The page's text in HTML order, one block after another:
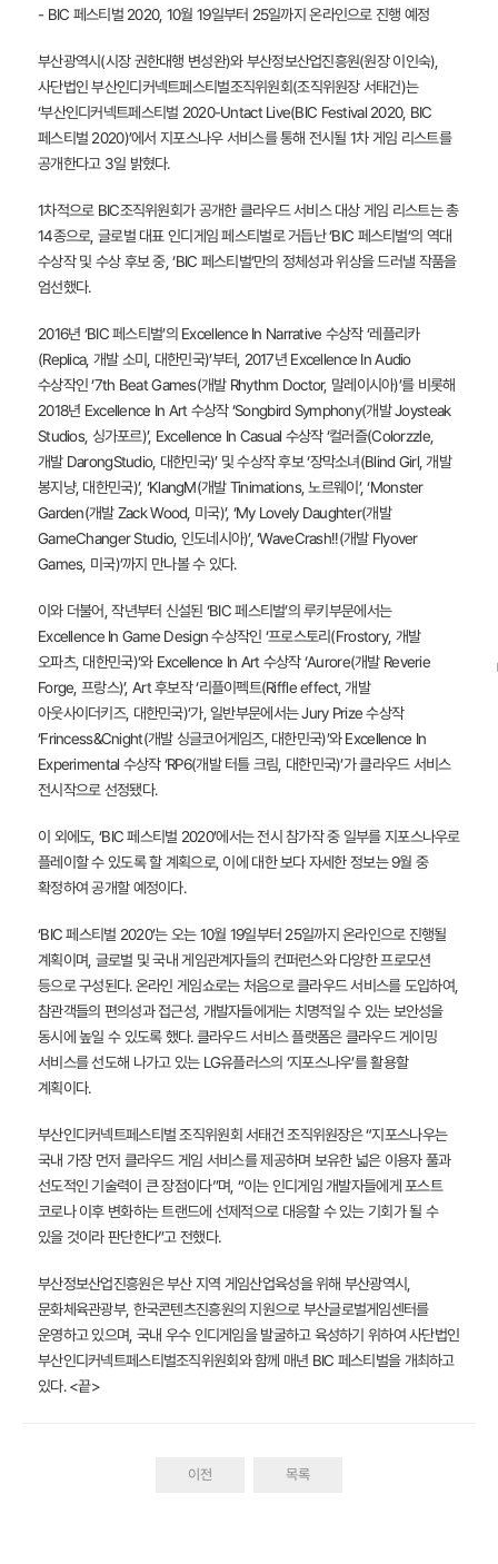
- BIC 페스티벌 2020, 10월 19일부터 25일까지 온라인으로 진행 예정
부산광역시(시장 권한대행 변성완)와 부산정보산업진흥원(원장 이인숙),
사단법인 부산인디커넥트페스티벌조직위원회(조직위원장 서태건)는
‘부산인디커넥트페스티벌 2020-Untact Live(BIC Festival 2020, BIC
페스티벌 2020)’에서 지포스나우 서비스를 통해 전시될 1차 게임 리스트를
공개한다고 3일 밝혔다.
1차적으로 BIC조직위원회가 공개한 클라우드 서비스 대상 게임 리스트는 총
14종으로, 글로벌 대표 인디게임 페스티벌로 거듭난 ‘BIC 페스티벌’의 역대
수상작 및 수상 후보 중, ‘BIC 페스티벌’만의 정체성과 위상을 드러낼 작품을
엄선했다.
2016년 ‘BIC 페스티벌’의 Excellence In Narrative 수상작 ‘레플리카
(Replica, 개발 소미, 대한민국)’부터, 2017년 Excellence In Audio
수상작인 ‘7th Beat Games(개발 Rhythm Doctor, 말레이시아)’를 비롯해
2018년 Excellence In Art 수상작 ‘Songbird Symphony(개발 Joysteak
Studios, 싱가포르)’, Excellence In Casual 수상작 ‘컬러즐(Colorzzle,
개발 DarongStudio, 대한민국)’ 및 수상작 후보 ‘장막소녀(Blind Girl, 개발
봉지냥, 대한민국)’, ‘KlangM(개발 Tinimations, 노르웨이’, ‘Monster
Garden(개발 Zack Wood, 미국)’, ‘My Lovely Daughter(개발
GameChanger Studio, 인도네시아)’, ‘WaveCrash!!(개발 Flyover
Games, 미국)’까지 만나볼 수 있다.
이와 더불어, 작년부터 신설된 ‘BIC 페스티벌’의 루키부문에서는
Excellence In Game Design 수상작인 ‘프로스토리(Frostory, 개발
오파츠, 대한민국)’와 Excellence In Art 수상작 ‘Aurore(개발 Reverie
Forge, 프랑스)’, Art 후보작 ‘리플이펙트(Riffle effect, 개발
아웃사이더키즈, 대한민국)’가, 일반부문에서는 Jury Prize 수상작
‘Frincess&Cnight(개발 싱글코어게임즈, 대한민국)’와 Excellence In
Experimental 수상작 ‘RP6(개발 터틀 크림, 대한민국)’가 클라우드 서비스
전시작으로 선정됐다.
이 외에도, ‘BIC 페스티벌 2020’에서는 전시 참가작 중 일부를 지포스나우로
플레이할 수 있도록 할 계획으로, 이에 대한 보다 자세한 정보는 9월 중
확정하여 공개할 예정이다.
‘BIC 페스티벌 2020’는 오는 10월 19일부터 25일까지 온라인으로 진행될
계획이며, 글로벌 및 국내 게임관계자들의 컨퍼런스와 다양한 프로모션
등으로 구성된다. 온라인 게임쇼로는 처음으로 클라우드 서비스를 도입하여,
참관객들의 편의성과 접근성, 개발자들에게는 치명적일 수 있는 보안성을
동시에 높일 수 있도록 했다. 클라우드 서비스 플랫폼은 클라우드 게이밍
서비스를 선도해 나가고 있는 LG유플러스의 ‘지포스나우’를 활용할
계획이다.
부산인디커넥트페스티벌 조직위원회 서태건 조직위원장은 “지포스나우는
국내 가장 먼저 클라우드 게임 서비스를 제공하며 보유한 넓은 이용자 풀과
선도적인 기술력이 큰 장점이다”며, “이는 인디게임 개발자들에게 포스트
코로나 이후 변화하는 트랜드에 선제적으로 대응할 수 있는 기회가 될 수
있을 것이라 판단한다”고 전했다.
부산정보산업진흥원은 부산 지역 게임산업육성을 위해 부산광역시,
문화체육관광부, 한국콘텐츠진흥원의 지원으로 부산글로벌게임센터를
운영하고 있으며, 국내 우수 인디게임을 발굴하고 육성하기 위하여 사단법인
부산인디커넥트페스티벌조직위원회와 함께 매년 BIC 페스티벌을 개최하고
있다. <끝>
이전 목록